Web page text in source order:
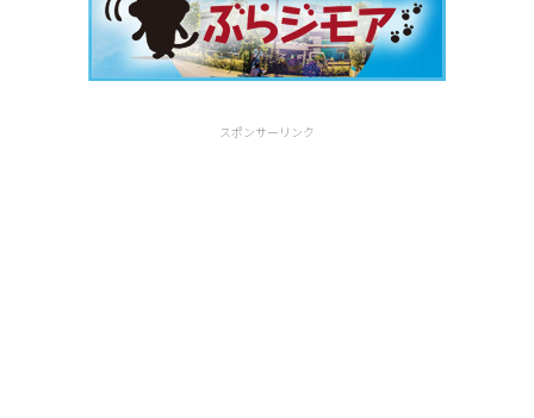
スポンサーリンク